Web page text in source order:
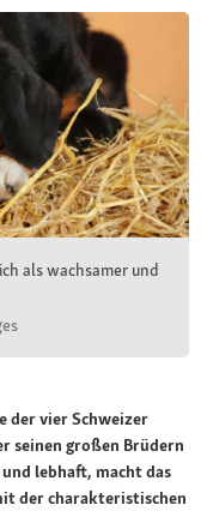
als wachsamer und
der vier Schweizer
seinen großen Brüdern
lebhaft, macht das
der charakteristischen